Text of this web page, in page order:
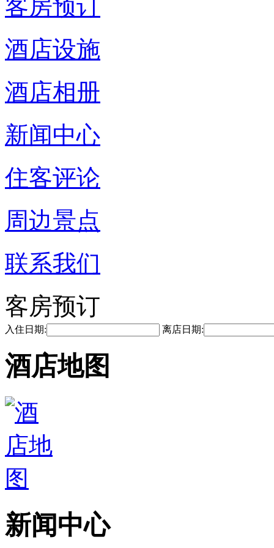
客房预订
酒店设施
酒店相册
新闻中心
住客评论
周边景点
联系我们
客房预订
入住日期: 离店日期:
酒店地图
新闻中心